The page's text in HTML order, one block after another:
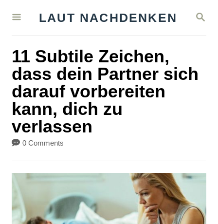
S
A
H
LAUT NACHDENKEN
11 Subtile Zeichen,
dass dein Partner sich
darauf vorbereiten
kann, dich zu
verlassen
0 Comments